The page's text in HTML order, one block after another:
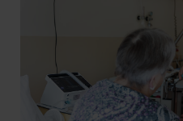
Kooperation mit den
feierlich verabschiedet.